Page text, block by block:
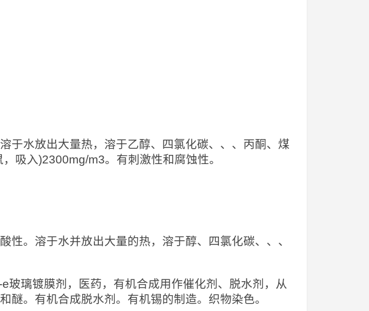
于水放出大量热，溶于乙醇、四氯化碳、、、丙酮、煤
吸入)2300mg/m3。有刺激性和腐蚀性。
性。溶于水并放出大量的热，溶于醇、四氯化碳、、、
玻璃镀膜剂，医药，有机合成用作催化剂、脱水剂，从
醚。有机合成脱水剂。有机锡的制造。织物染色。